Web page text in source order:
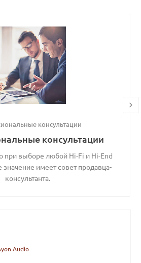
консультации
консультации
при выборе любой Hi-Fi и Hi-End
имеет совет продавца-
консультанта.
Audio